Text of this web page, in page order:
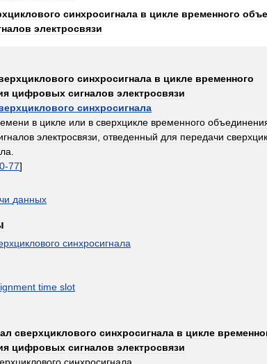
синхросигнала в цикле временного
электросвязи
синхросигнала в цикле временного
цифровых сигналов электросвязи
синхросигнала
в цикле или в сверхцикле временного
электросвязи отведенный для передачи
-77]
данных
синхросигнала
time slot
сверхциклового синхросигнала в цикле
цифровых сигналов электросвязи